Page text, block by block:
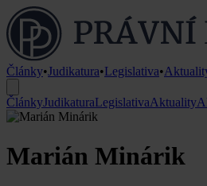
Články•Judikatura•Legislativa•
ČlánkyJudikaturaLegislativaAktuality
Marián Minárik